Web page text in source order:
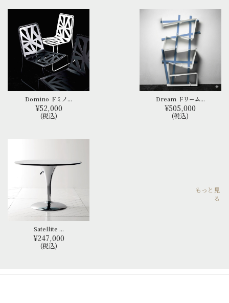
Domino ドミノ...
¥52,000
(税込)
Dream ドリーム...
¥505,000
(税込)
Satellite ...
¥247,000
(税込)
もっと見
る